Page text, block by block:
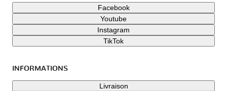
Facebook
Youtube
Instagram
TikTok
INFORMATIONS
Livraison